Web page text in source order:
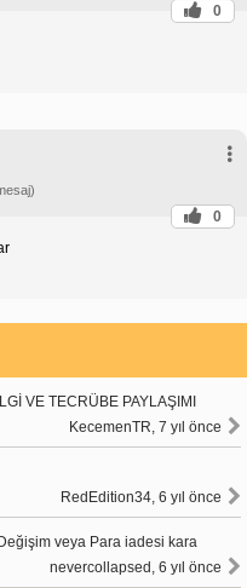
0
0
VE TECRÜBE PAYLAŞIMI
KecemenTR, 7 yıl önce
RedEdition34, 6 yıl önce
veya Para iadesi kara
nevercollapsed, 6 yıl önce